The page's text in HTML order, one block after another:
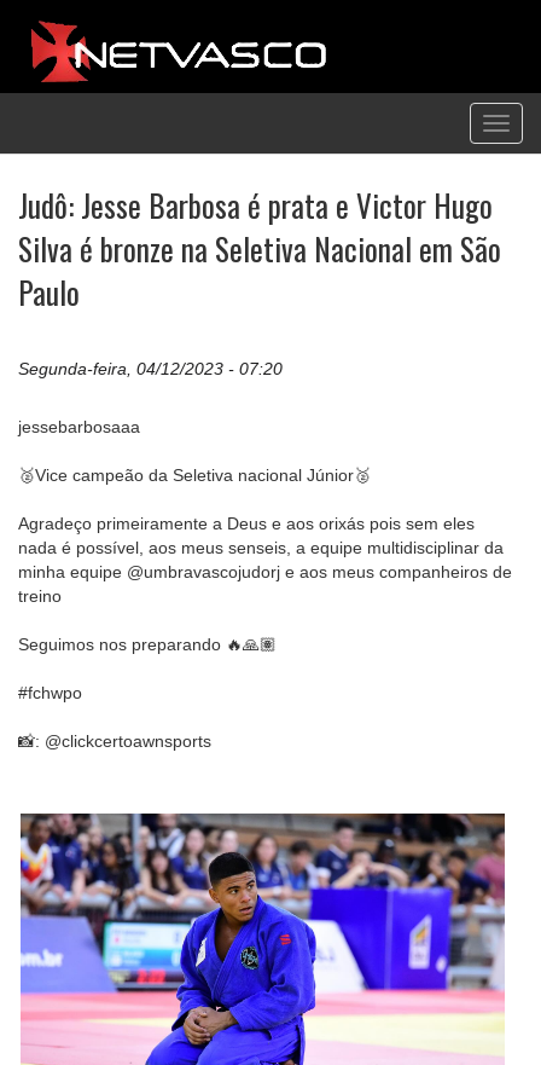
Judô: Jesse Barbosa é prata e Victor Hugo
Silva é bronze na Seletiva Nacional em São
Paulo
Segunda-feira, 04/12/2023 - 07:20
jessebarbosaaa
🥈Vice campeão da Seletiva nacional Júnior🥈
Agradeço primeiramente a Deus e aos orixás pois sem eles
nada é possível, aos meus senseis, a equipe multidisciplinar da
minha equipe @umbravascojudorj e aos meus companheiros de
treino
Seguimos nos preparando 🔥🙏🏽
#fchwpo
📸: @clickcertoawnsports